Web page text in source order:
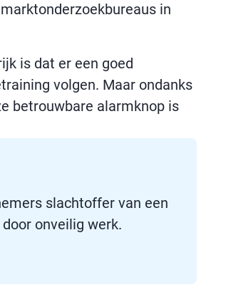
in
is dat er een goed
volgen. Maar ondanks
betrouwbare alarmknop is
slachtoffer van een
onveilig werk.